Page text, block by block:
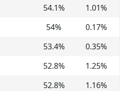
54.1% 1.01%
54% 0.17%
53.4% 0.35%
52.8% 1.25%
52.8% 1.16%